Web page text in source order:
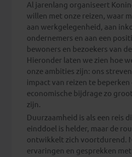
Al jarenlang organiseert
willen met onze reizen, waar
aan werkgelegenheid, aan
ondernemers en aan een
bewoners en bezoekers van
Hieronder laten we zien hoe
onze ambities zijn: ons
impact van reizen te beperken
economische bijdrage zo
zijn.
Duurzaamheid is als een reis
einddoel is helder, maar de
ontwikkelt zich voortdurend.
ervaringen en gesprekken